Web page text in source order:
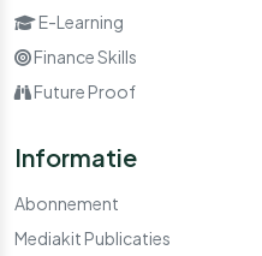
E-Learning
Finance Skills
Future Proof
Informatie
Abonnement
Mediakit Publicaties